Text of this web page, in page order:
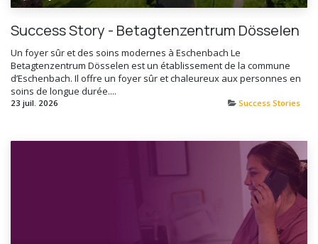
Success Story - Betagtenzentrum Dösselen
Un foyer sûr et des soins modernes à Eschenbach Le
Betagtenzentrum Dösselen est un établissement de la commune
d’Eschenbach. Il offre un foyer sûr et chaleureux aux personnes en
soins de longue durée....
23 juil. 2026 Success Stories